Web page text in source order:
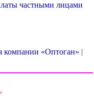
частными лицами
компании «Оптоган» |